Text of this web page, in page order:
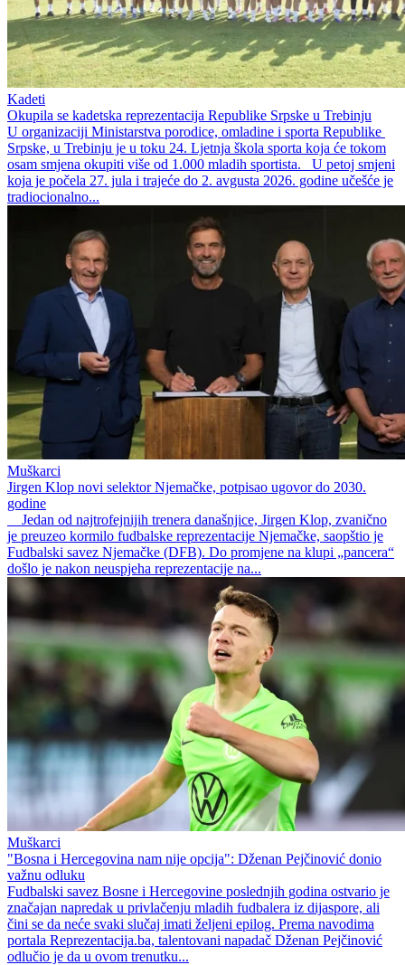
Kadeti
Okupila se kadetska reprezentacija Republike Srpske u Trebinju
U organizaciji Ministarstva porodice, omladine i sporta Republike
Srpske, u Trebinju je u toku 24. Ljetnja škola sporta koja će tokom
osam smjena okupiti više od 1.000 mladih sportista. U petoj smjeni
koja je počela 27. jula i trajeće do 2. avgusta 2026. godine učešće je
tradiocionalno...
Muškarci
Jirgen Klop novi selektor Njemačke, potpisao ugovor do 2030.
godine
Jedan od najtrofejnijih trenera današnjice, Jirgen Klop, zvanično
je preuzeo kormilo fudbalske reprezentacije Njemačke, saopštio je
Fudbalski savez Njemačke (DFB). Do promjene na klupi „pancera“
došlo je nakon neuspjeha reprezentacije na...
Muškarci
"Bosna i Hercegovina nam nije opcija": Dženan Pejčinović donio
važnu odluku
Fudbalski savez Bosne i Hercegovine poslednjih godina ostvario je
značajan napredak u privlačenju mladih fudbalera iz dijaspore, ali
čini se da neće svaki slučaj imati željeni epilog. Prema navodima
portala Reprezentacija.ba, talentovani napadač Dženan Pejčinović
odlučio je da u ovom trenutku...